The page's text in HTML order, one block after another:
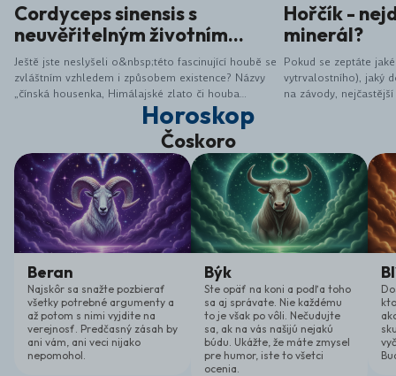
Cordyceps sinensis s
neuvěřitelným životním
cyklem
Ještě jste neslyšeli o&nbsp;této fascinující houbě se
zvláštním vzhledem i způsobem existence? Názvy
„čínská housenka, Himálajské zlato či houba
dlouhověkosti“ mnoho neprozrazují ...&nbsp;
Hořčík -
minerál?
Pokud se zeptáte
vytrvalostního), jaký
na závody,
ale také když
stresujícím a
Horoskop
Čoskoro
Beran
Najskôr sa snažte pozbierať
všetky potrebné argumenty a
až potom s nimi vyjdite na
verejnosť. Predčasný zásah by
ani vám, ani veci nijako
nepomohol.
Býk
Ste opäť na koni a podľa toho
sa aj správate. Nie každému
to je však po vôli. Nečudujte
sa, ak na vás našijú nejakú
búdu. Ukážte, že máte zmysel
pre humor, iste to všetci
ocenia.